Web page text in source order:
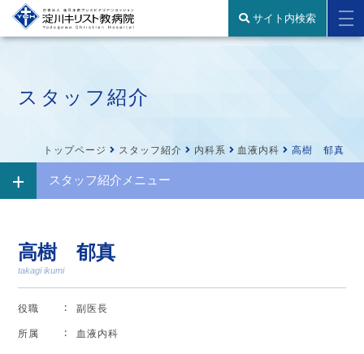
サイト内検索
スタッフ紹介
トップページ スタッフ紹介 内科系 血液内科 高樹 郁真
スタッフ紹介メニュー
高樹 郁真
takagi ikumi
役職 副医長
所属 血液内科